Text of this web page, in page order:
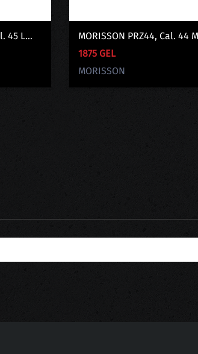
45 L...
MORISSON PRZ44, Cal. 44
1875 GEL
MORISSON